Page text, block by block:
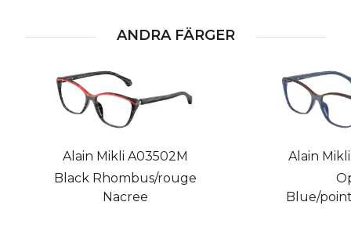
ANDRA FÄRGER
Alain Mikli A03502M
Black Rhombus/rouge
Nacree
Alain
Blue/